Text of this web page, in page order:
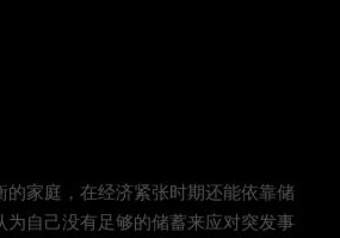
的家庭，在经济紧张时期还能依靠储
自己没有足够的储蓄来应对突发事